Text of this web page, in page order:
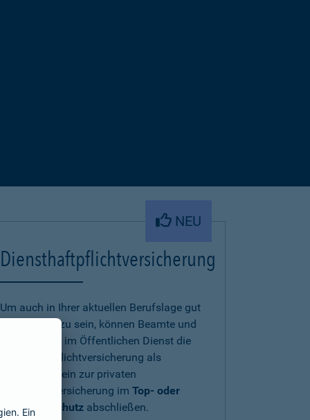
NEU
Diensthaftpflichtversicherung
Um auch in Ihrer aktuellen Berufslage gut
abgesichert zu sein, können Beamte und
Beschäftigte im Öffentlichen Dienst die
Diensthaftpflichtversicherung als
Zusatzbaustein zur privaten
Haftpflichtversicherung imTop- oder
Premium-Schutz abschließen.